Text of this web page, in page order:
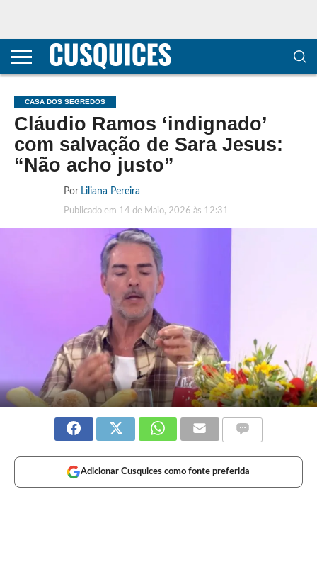
CONTACTOS
HOME
POLÍTICA DE
E COOKIES
SOBRE
TERMOS E
TRANSPARÊNCIA
METODOLOGIA
CASA DOS SEGREDOS
Cláudio Ramos ‘indignado’
com salvação de Sara Jesus:
“Não acho justo”
Por Liliana Pereira
Publicado em 14 de Maio, 2026 às 12:31
Adicionar Cusquices como fonte preferida